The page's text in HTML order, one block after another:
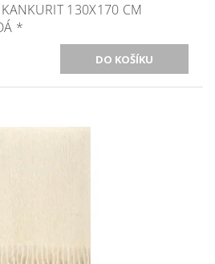
130X170 CM
*